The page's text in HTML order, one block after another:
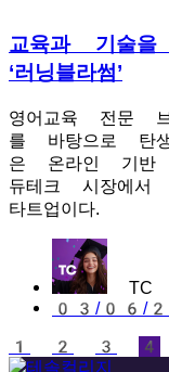
교육과 기술
‘러닝블라썸’
영어교육 전문
를 바탕으로 탄
은 온라인 기반
듀테크 시장에
타트업이다.
TC
03/06/
1
2 3 4